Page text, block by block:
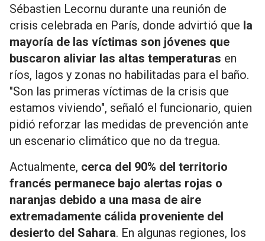
Sébastien Lecornu durante una reunión de
crisis celebrada en París, donde advirtió que la
mayoría de las víctimas son jóvenes que
buscaron aliviar las altas temperaturas en
ríos, lagos y zonas no habilitadas para el baño.
"Son las primeras víctimas de la crisis que
estamos viviendo", señaló el funcionario, quien
pidió reforzar las medidas de prevención ante
un escenario climático que no da tregua.
Actualmente, cerca del 90% del territorio
francés permanece bajo alertas rojas o
naranjas debido a una masa de aire
extremadamente cálida proveniente del
desierto del Sahara. En algunas regiones, los